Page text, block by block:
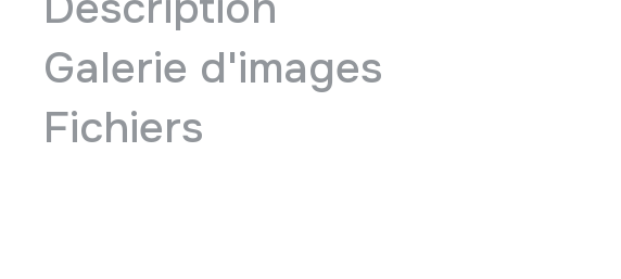
Galerie d'images
Fichiers